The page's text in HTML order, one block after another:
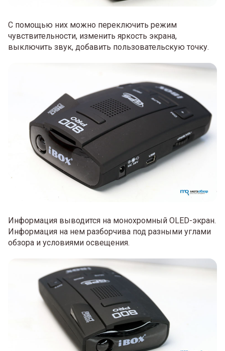
С помощью них можно переключить режим
чувствительности, изменить яркость экрана,
выключить звук, добавить пользовательскую точку.
Информация выводится на монохромный OLED-экран.
Информация на нем разборчива под разными углами
обзора и условиями освещения.